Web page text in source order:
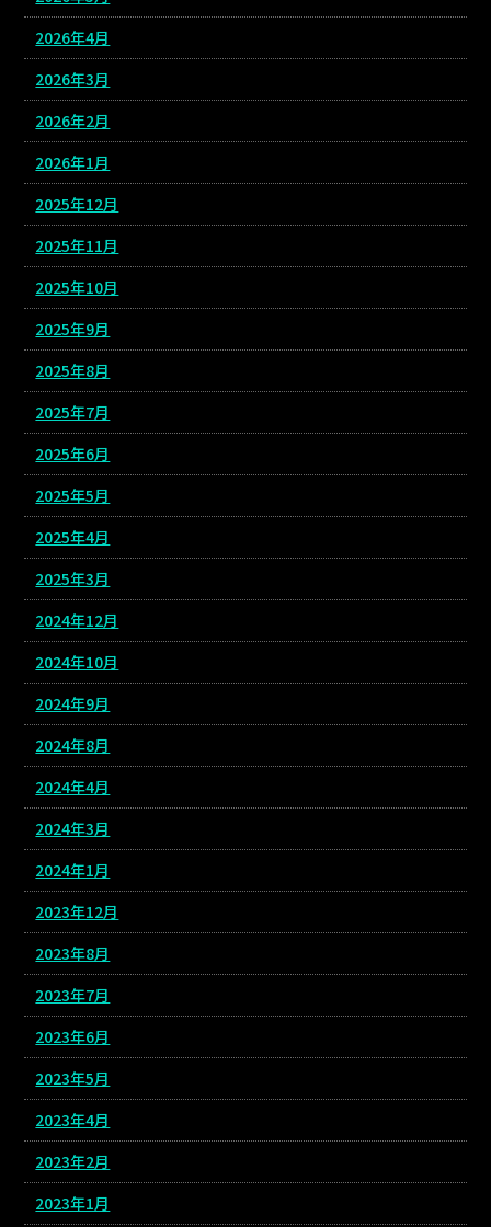
2026年4月
2026年3月
2026年2月
2026年1月
2025年12月
2025年11月
2025年10月
2025年9月
2025年8月
2025年7月
2025年6月
2025年5月
2025年4月
2025年3月
2024年12月
2024年10月
2024年9月
2024年8月
2024年4月
2024年3月
2024年1月
2023年12月
2023年8月
2023年7月
2023年6月
2023年5月
2023年4月
2023年2月
2023年1月